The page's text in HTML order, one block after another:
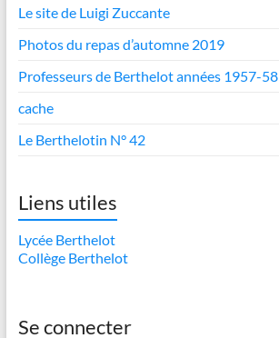
Le site de Luigi Zuccante
Photos du repas d’automne 2019
Professeurs de Berthelot années 1957-58
cache
Le Berthelotin N° 42
Liens utiles
Lycée Berthelot
Collège Berthelot
Se connecter